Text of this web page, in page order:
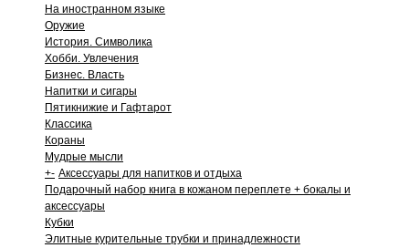
На иностранном языке
Оружие
История. Символика
Хобби. Увлечения
Бизнес. Власть
Напитки и сигары
Пятикнижие и Гафтарот
Классика
Кораны
Мудрые мысли
+- Аксессуары для напитков и отдыха
Подарочный набор книга в кожаном переплете + бокалы и
аксессуары
Кубки
Элитные курительные трубки и принадлежности